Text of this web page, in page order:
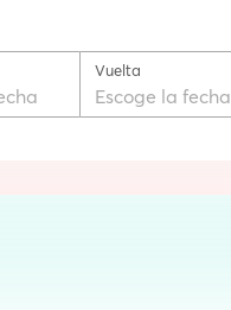
Vuelta
Escoge la fecha